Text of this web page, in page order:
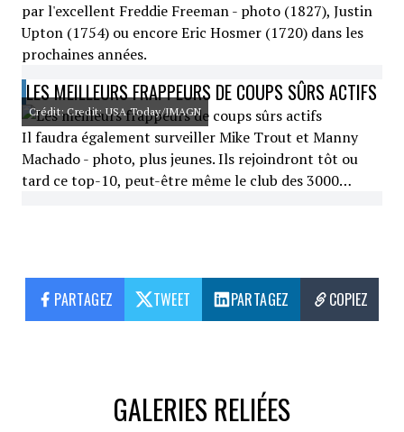
par l'excellent Freddie Freeman - photo (1827), Justin
Upton (1754) ou encore Eric Hosmer (1720) dans les
prochaines années.
LES MEILLEURS FRAPPEURS DE COUPS SÛRS ACTIFS
Crédit: Credit: USA Today/IMAGN
Il faudra également surveiller Mike Trout et Manny
Machado - photo, plus jeunes. Ils rejoindront tôt ou
tard ce top-10, peut-être même le club des 3000…
PARTAGEZ TWEET PARTAGEZ COPIEZ
GALERIES RELIÉES